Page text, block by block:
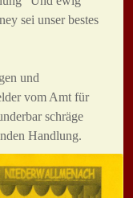
sei unser bestes
und
vom Amt für
schräge
Handlung.